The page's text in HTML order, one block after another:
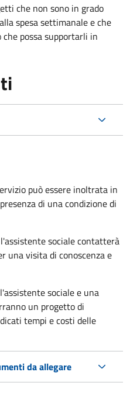
che non sono in grado
spesa settimanale e che
possa supportarli in
può essere inoltrata in
di una condizione di
sociale contatterà
una visita di conoscenza e
sociale e una
un progetto di
tempi e costi delle
da allegare